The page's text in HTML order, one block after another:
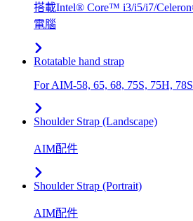
搭載Intel® Core™ i3/i5/i7/
電腦
Rotatable hand strap
For AIM-58, 65, 68, 75S, 75H,
Shoulder Strap (Landscape)
AIM配件
Shoulder Strap (Portrait)
AIM配件